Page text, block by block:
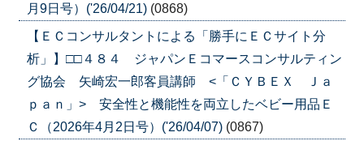
月9日号）('26/04/21) (0868)
【ＥＣコンサルタントによる「勝手にＥＣサイト分
析」】□□４８４ ジャパンＥコマースコンサルティン
グ協会 矢崎宏一郎客員講師 <「ＣＹＢＥＸ Ｊａ
ｐａｎ」> 安全性と機能性を両立したベビー用品Ｅ
Ｃ（2026年4月2日号）('26/04/07) (0867)